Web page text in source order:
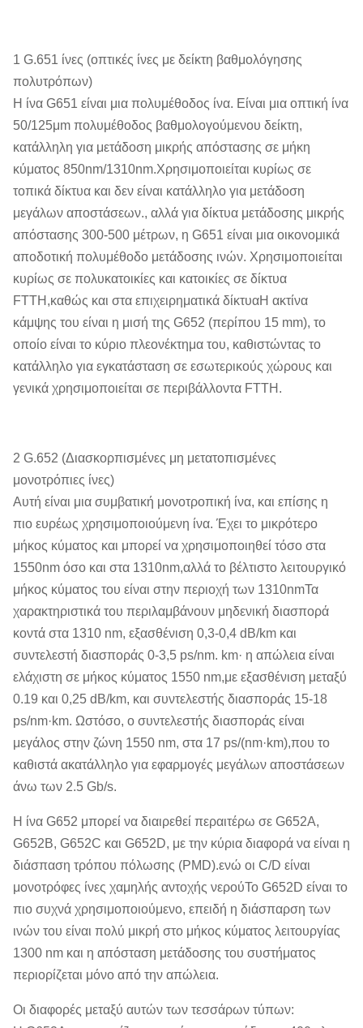
1 G.651 ίνες (οπτικές ίνες με δείκτη βαθμολόγησης
πολυτρόπων)
Η ίνα G651 είναι μια πολυμέθοδος ίνα. Είναι μια οπτική ίνα
50/125μm πολυμέθοδος βαθμολογούμενου δείκτη,
κατάλληλη για μετάδοση μικρής απόστασης σε μήκη
κύματος 850nm/1310nm.Χρησιμοποιείται κυρίως σε
τοπικά δίκτυα και δεν είναι κατάλληλο για μετάδοση
μεγάλων αποστάσεων., αλλά για δίκτυα μετάδοσης μικρής
απόστασης 300-500 μέτρων, η G651 είναι μια οικονομικά
αποδοτική πολυμέθοδο μετάδοσης ινών. Χρησιμοποιείται
κυρίως σε πολυκατοικίες και κατοικίες σε δίκτυα
FTTH,καθώς και στα επιχειρηματικά δίκτυαΗ ακτίνα
κάμψης του είναι η μισή της G652 (περίπου 15 mm), το
οποίο είναι το κύριο πλεονέκτημα του, καθιστώντας το
κατάλληλο για εγκατάσταση σε εσωτερικούς χώρους και
γενικά χρησιμοποιείται σε περιβάλλοντα FTTH.
2 G.652 (Διασκορπισμένες μη μετατοπισμένες
μονοτρόπιες ίνες)
Αυτή είναι μια συμβατική μονοτροπική ίνα, και επίσης η
πιο ευρέως χρησιμοποιούμενη ίνα. Έχει το μικρότερο
μήκος κύματος και μπορεί να χρησιμοποιηθεί τόσο στα
1550nm όσο και στα 1310nm,αλλά το βέλτιστο λειτουργικό
μήκος κύματος του είναι στην περιοχή των 1310nmΤα
χαρακτηριστικά του περιλαμβάνουν μηδενική διασπορά
κοντά στα 1310 nm, εξασθένιση 0,3-0,4 dB/km και
συντελεστή διασποράς 0-3,5 ps/nm. km· η απώλεια είναι
ελάχιστη σε μήκος κύματος 1550 nm,με εξασθένιση μεταξύ
0.19 και 0,25 dB/km, και συντελεστής διασποράς 15-18
ps/nm·km. Ωστόσο, ο συντελεστής διασποράς είναι
μεγάλος στην ζώνη 1550 nm, στα 17 ps/(nm·km),που το
καθιστά ακατάλληλο για εφαρμογές μεγάλων αποστάσεων
άνω των 2.5 Gb/s.
Η ίνα G652 μπορεί να διαιρεθεί περαιτέρω σε G652A,
G652B, G652C και G652D, με την κύρια διαφορά να είναι η
διάσπαση τρόπου πόλωσης (PMD).ενώ οι C/D είναι
μονοτρόφες ίνες χαμηλής αντοχής νερούΤο G652D είναι το
πιο συχνά χρησιμοποιούμενο, επειδή η διάσπαρση των
ινών του είναι πολύ μικρή στο μήκος κύματος λειτουργίας
1300 nm και η απόσταση μετάδοσης του συστήματος
περιορίζεται μόνο από την απώλεια.
Οι διαφορές μεταξύ αυτών των τεσσάρων τύπων: